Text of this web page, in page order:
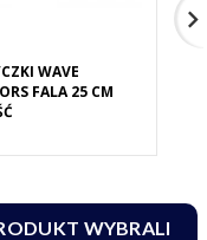
WAVE
FALA 25 CM
WYBRALI